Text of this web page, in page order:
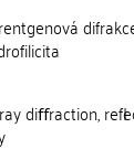
diﬀraction,